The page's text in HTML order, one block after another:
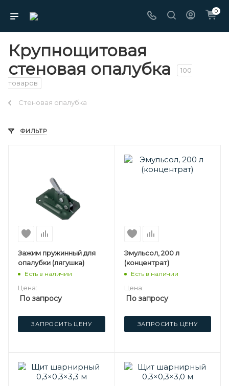
0
Крупнощитовая
стеновая опалубка
100
товаров
Стеновая опалубка
ФИЛЬТР
Зажим пружинный для
опалубки (лягушка)
Есть в наличии
Цена:
По запросу
ЗАПРОСИТЬ ЦЕНУ
Эмульсол, 200 л
(концентрат)
Есть в наличии
Цена:
По запросу
ЗАПРОСИТЬ ЦЕНУ